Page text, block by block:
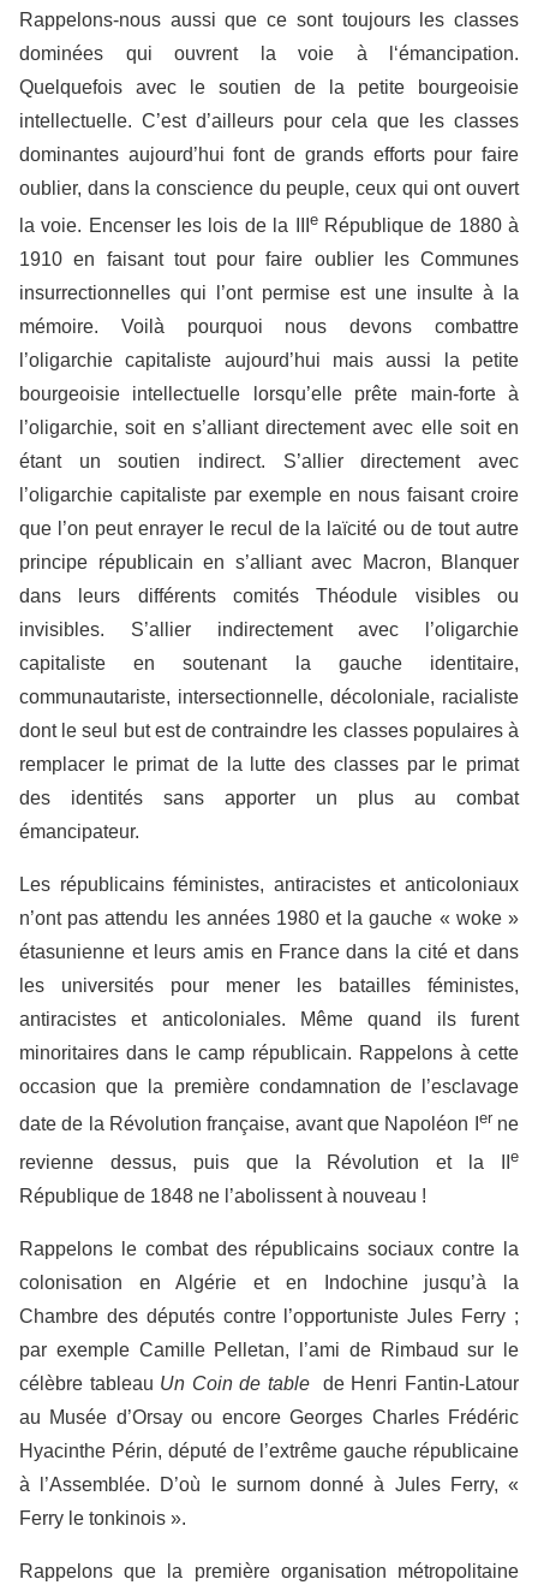
Rappelons-nous aussi que ce sont toujours les classes
dominées qui ouvrent la voie à l‘émancipation.
Quelquefois avec le soutien de la petite bourgeoisie
intellectuelle. C’est d’ailleurs pour cela que les classes
dominantes aujourd’hui font de grands efforts pour faire
oublier, dans la conscience du peuple, ceux qui ont ouvert
la voie. Encenser les lois de la III eRépublique de 1880 à
1910 en faisant tout pour faire oublier les Communes
insurrectionnelles qui l’ont permise est une insulte à la
mémoire. Voilà pourquoi nous devons combattre
l’oligarchie capitaliste aujourd’hui mais aussi la petite
bourgeoisie intellectuelle lorsqu’elle prête main-forte à
l’oligarchie, soit en s’alliant directement avec elle soit en
étant un soutien indirect. S’allier directement avec
l’oligarchie capitaliste par exemple en nous faisant croire
que l’on peut enrayer le recul de la laïcité ou de tout autre
principe républicain en s’alliant avec Macron, Blanquer
dans leurs différents comités Théodule visibles ou
invisibles. S’allier indirectement avec l’oligarchie
capitaliste en soutenant la gauche identitaire,
communautariste, intersectionnelle, décoloniale, racialiste
dont le seul but est de contraindre les classes populaires à
remplacer le primat de la lutte des classes par le primat
des identités sans apporter un plus au combat
émancipateur.
Les républicains féministes, antiracistes et anticoloniaux
n’ont pas attendu les années 1980 et la gauche « woke »
étasunienne et leurs amis en France dans la cité et dans
les universités pour mener les batailles féministes,
antiracistes et anticoloniales. Même quand ils furent
minoritaires dans le camp républicain. Rappelons à cette
occasion que la première condamnation de l’esclavage
date de la Révolution française, avant que Napoléon I er ne
revienne dessus, puis que la Révolution et la II e
République de 1848 ne l’abolissent à nouveau !
Rappelons le combat des républicains sociaux contre la
colonisation en Algérie et en Indochine jusqu’à la
Chambre des députés contre l’opportuniste Jules Ferry ;
par exemple Camille Pelletan, l’ami de Rimbaud sur le
célèbre tableau Un Coin de tablede Henri Fantin-Latour
au Musée d’Orsay ou encore Georges Charles Frédéric
Hyacinthe Périn, député de l’extrême gauche républicaine
à l’Assemblée. D’où le surnom donné à Jules Ferry, «
Ferry le tonkinois ».
Rappelons que la première organisation métropolitaine